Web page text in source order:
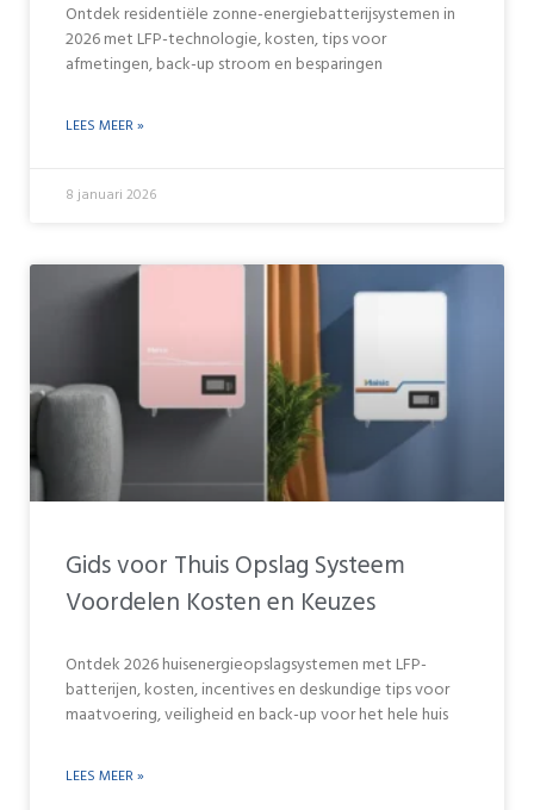
Ontdek residentiële zonne-energiebatterijsystemen in
2026 met LFP-technologie, kosten, tips voor
afmetingen, back-up stroom en besparingen
LEES MEER »
8 januari 2026
Gids voor Thuis Opslag Systeem
Voordelen Kosten en Keuzes
Ontdek 2026 huisenergieopslagsystemen met LFP-
batterijen, kosten, incentives en deskundige tips voor
maatvoering, veiligheid en back-up voor het hele huis
LEES MEER »